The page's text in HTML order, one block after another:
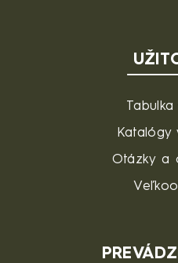
Katalógy
Otázky a